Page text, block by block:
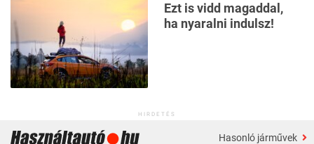
Ezt is vidd magaddal,
ha nyaralni indulsz!
HIRDETÉS
Hasonló járművek